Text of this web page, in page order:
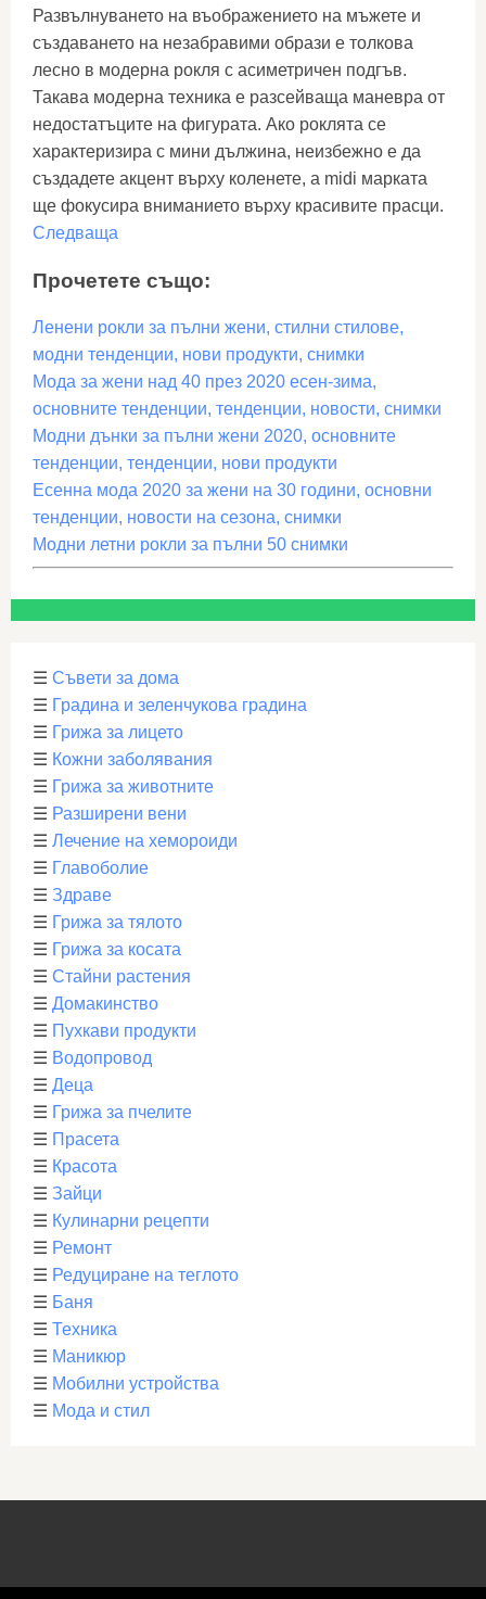
Развълнуването на въображението на мъжете и
създаването на незабравими образи е толкова
лесно в модерна рокля с асиметричен подгъв.
Такава модерна техника е разсейваща маневра от
недостатъците на фигурата. Ако роклята се
характеризира с мини дължина, неизбежно е да
създадете акцент върху коленете, а midi марката
ще фокусира вниманието върху красивите прасци.
Следваща
Прочетете също:
Ленени рокли за пълни жени, стилни стилове,
модни тенденции, нови продукти, снимки
Мода за жени над 40 през 2020 есен-зима,
основните тенденции, тенденции, новости, снимки
Модни дънки за пълни жени 2020, основните
тенденции, тенденции, нови продукти
Есенна мода 2020 за жени на 30 години, основни
тенденции, новости на сезона, снимки
Модни летни рокли за пълни 50 снимки
☰ Съвети за дома
☰ Градина и зеленчукова градина
☰ Грижа за лицето
☰ Кожни заболявания
☰ Грижа за животните
☰ Разширени вени
☰ Лечение на хемороиди
☰ Главоболие
☰ Здраве
☰ Грижа за тялото
☰ Грижа за косата
☰ Стайни растения
☰ Домакинство
☰ Пухкави продукти
☰ Водопровод
☰ Деца
☰ Грижа за пчелите
☰ Прасета
☰ Красота
☰ Зайци
☰ Кулинарни рецепти
☰ Ремонт
☰ Редуциране на теглото
☰ Баня
☰ Техника
☰ Маникюр
☰ Мобилни устройства
☰ Мода и стил